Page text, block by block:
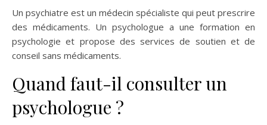
Un psychiatre est un médecin spécialiste qui peut prescrire
des médicaments. Un psychologue a une formation en
psychologie et propose des services de soutien et de
conseil sans médicaments.
Quand faut-il consulter un
psychologue ?